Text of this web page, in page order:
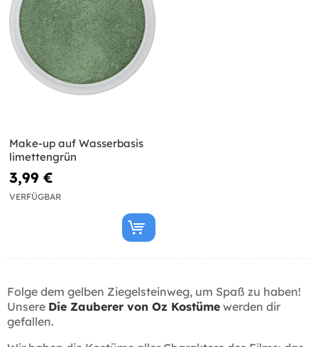
Make-up auf Wasserbasis
limettengrün
3,99 €
VERFÜGBAR
Folge dem gelben Ziegelsteinweg, um Spaß zu haben!
Unsere Die Zauberer von Oz Kostüme werden dir
gefallen.